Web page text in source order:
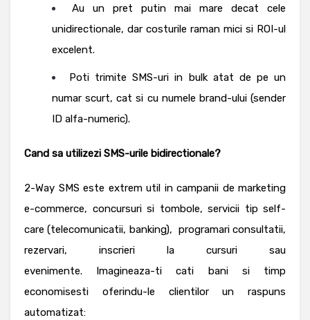
Au un pret putin mai mare decat cele
unidirectionale, dar costurile raman mici si ROI-ul
excelent.
Poti trimite SMS-uri in bulk atat de pe un
numar scurt, cat si cu numele brand-ului (sender
ID alfa-numeric).
Cand sa utilizezi SMS-urile bidirectionale?
2-Way SMS este extrem util in campanii de marketing
e-commerce, concursuri si tombole, servicii tip self-
care (telecomunicatii, banking), programari consultatii,
rezervari, inscrieri la cursuri sau
evenimente. Imagineaza-ti cati bani si timp
economisesti oferindu-le clientilor un raspuns
automatizat: